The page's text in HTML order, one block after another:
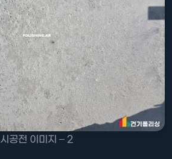
시공전 이미지 – 2